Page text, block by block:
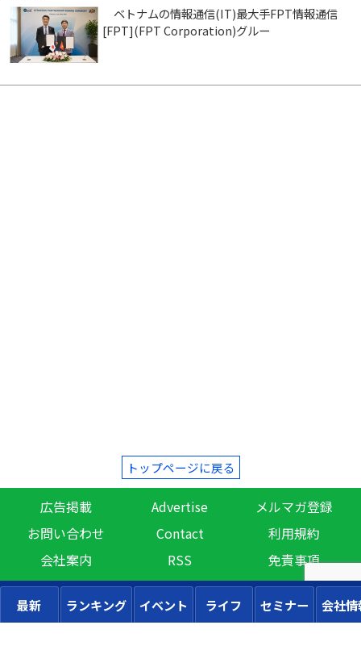
ベトナムの情報通信(IT)最大手FPT情報通信
[FPT](FPT Corporation)グルー
トップページに戻る
広告掲載 Advertise
メルマガ登録
お問い合わせ
Contact
利用規約
会社案内
RSS 免責事項
最新 ランキング イベント ライフ セミナー 会社